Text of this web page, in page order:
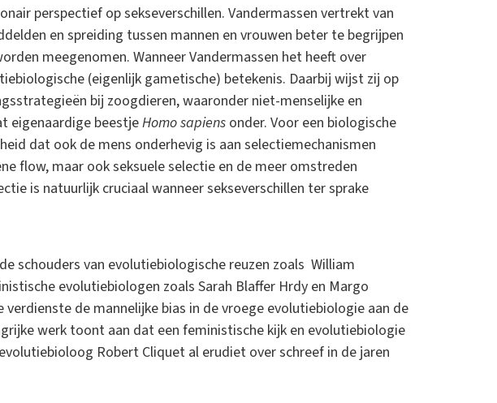
perspectief op sekseverschillen. Vandermassen vertrekt van
en spreiding tussen mannen en vrouwen beter te begrijpen
meegenomen. Wanneer Vandermassen het heeft over
(eigenlijk gametische) betekenis. Daarbij wijst zij op
bij zoogdieren, waaronder niet-menselijke en
eigenaardige beestjeHomo sapiens onder. Voor een biologische
dat ook de mens onderhevig is aan selectiemechanismen
flow, maar ook seksuele selectie en de meer omstreden
is natuurlijk cruciaal wanneer sekseverschillen ter sprake
schouders van evolutiebiologische reuzen zoals William
evolutiebiologen zoals Sarah Blaffer Hrdy en Margo
verdienste de mannelijke bias in de vroege evolutiebiologie aan de
werk toont aan dat een feministische kijk en evolutiebiologie
Robert Cliquet al erudiet over schreef in de jaren